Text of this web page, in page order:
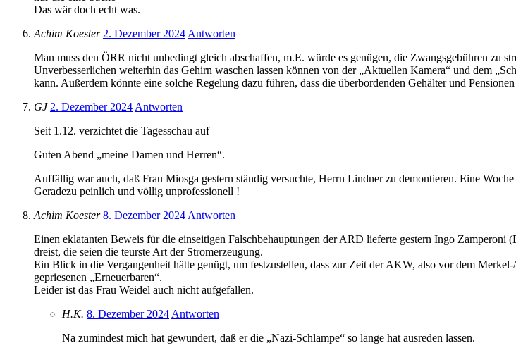
Das wär doch echt was.
Achim Koester 2. Dezember 2024 Antworten
Man muss den ÖRR nicht unbedingt gleich abschaffen, m.E. würde es genügen, die Zwangsgebühren zu
Unverbesserlichen weiterhin das Gehirn waschen lassen können von der „Aktuellen Kamera“ und dem
kann. Außerdem könnte eine solche Regelung dazu führen, dass die überbordenden Gehälter und
GJ 2. Dezember 2024 Antworten
Seit 1.12. verzichtet die Tagesschau auf
Guten Abend „meine Damen und Herren“.
Auffällig war auch, daß Frau Miosga gestern ständig versuchte, Herrn Lindner zu demontieren. Eine
Geradezu peinlich und völlig unprofessionell !
Achim Koester 8. Dezember 2024 Antworten
Einen eklatanten Beweis für die einseitigen Falschbehauptungen der ARD lieferte gestern Ingo
dreist, die seien die teurste Art der Stromerzeugung.
Ein Blick in die Vergangenheit hätte genügt, um festzustellen, dass zur Zeit der AKW, also vor dem
gepriesenen „Erneuerbaren“.
Leider ist das Frau Weidel auch nicht aufgefallen.
H.K. 8. Dezember 2024 Antworten
Na zumindest mich hat gewundert, daß er die „Nazi-Schlampe“ so lange hat ausreden lassen.